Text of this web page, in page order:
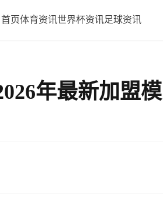
首页体育资讯世界杯资讯足球资讯
年最新加盟模